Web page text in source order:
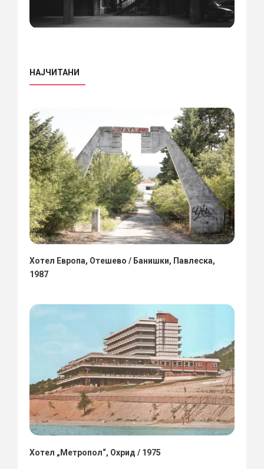
НАЈЧИТАНИ
Хотел Европа, Отешево / Банишки, Павлеска,
1987
Хотел „Метропол“, Охрид / 1975